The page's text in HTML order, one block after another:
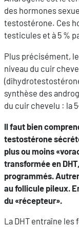
des hormones
testostérone. Ces
testicules et à 5 %
Plus précisément,
niveau du cuir
synthèse des
du cuir chevelu : la
Il faut bien
testostérone
plus ou moins
transformée en
programmés.
au follicule pileux.
du «récepteur».
La DHT entraîne